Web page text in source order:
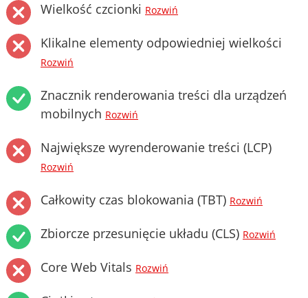
Wielkość czcionki Rozwiń
Klikalne elementy odpowiedniej wielkości
Rozwiń
Znacznik renderowania treści dla urządzeń
mobilnych Rozwiń
Największe wyrenderowanie treści (LCP)
Rozwiń
Całkowity czas blokowania (TBT) Rozwiń
Zbiorcze przesunięcie układu (CLS) Rozwiń
Core Web Vitals Rozwiń